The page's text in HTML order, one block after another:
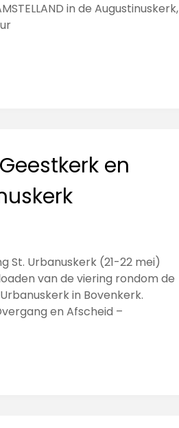
in de Augustinuskerk,
en
St. Urbanuskerk (21-22 mei)
van de viering rondom de
in Bovenkerk.
en Afscheid –